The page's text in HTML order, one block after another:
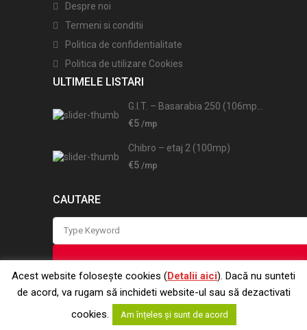
Despre noi
Termeni si conditii
Politica de confidentialitate
Politica de utilizare Cookies
ULTIMELE LISTARI
G.I.T. – Basarabia 250 (106mp...
€5 /mp
Chibro – etaj 2 (100mp)
€5 /mp
CAUTARE
for:
Copyright 2019 | spatiimagazine.ro. Toate drepturile
Acest website folosește cookies (Detalii aici). Dacă nu sunteti
de acord, va rugam să inchideti website-ul sau să dezactivati
cookies.
Am înțeles și sunt de acord
Dorobantu